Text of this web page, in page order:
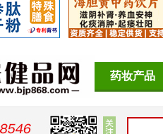
药妆产品